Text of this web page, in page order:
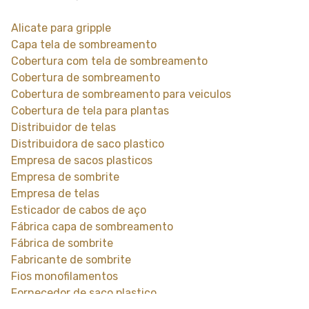
Alicate para gripple
Capa tela de sombreamento
Cobertura com tela de sombreamento
Cobertura de sombreamento
Cobertura de sombreamento para veiculos
Cobertura de tela para plantas
Distribuidor de telas
Distribuidora de saco plastico
Empresa de sacos plasticos
Empresa de sombrite
Empresa de telas
Esticador de cabos de aço
Fábrica capa de sombreamento
Fábrica de sombrite
Fabricante de sombrite
Fios monofilamentos
Fornecedor de saco plastico